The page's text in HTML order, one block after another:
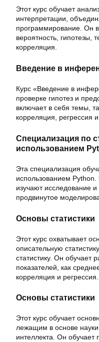
Этот курс обучает
интерпретации,
программирование. Он
вероятность, гипотезы,
корреляция.
Введение в
Курс «Введение в
проверке гипотез и
включает в себя темы,
корреляция, регрессия
Специализация по
использованием
Эта специализация
использованием
изучают исследование
продвинутое
Основы статистики
Этот курс охватывает
описательную
статистику. Он обучает
показателей, как
корреляция и регрессия.
Основы статистики
Этот курс обучает
лежащим в основе науки
интеллекта. Он обучает